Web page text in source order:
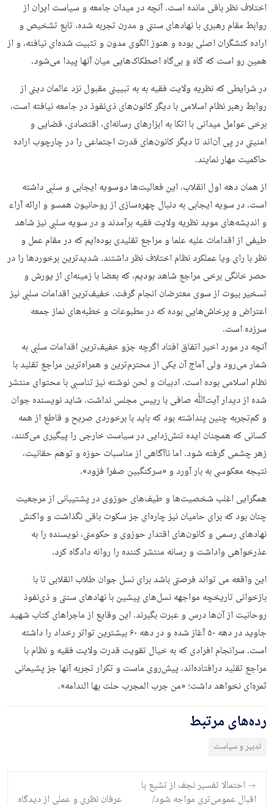
اختلاف نظر باقی مانده است. آنچه در میدان جامعه و سیاست ایران از
روابط مقام رهبری با نهادهای سنتی و مدرن تجربه شده، تابع تشخیص و
اراده کنشگران اصلی بوده و هنوز الگوی مدون و تثبیت شده‌ای نیافته، و از
همین رو است که گاه و بی‌گاه اصطکاک‌هایی میان آنها پیدا می‌شود.
در شرایطی که نظریه ولایت فقیه به به تبیینی مقبول نزد عالمان دینی از
روابط رهبر نظام اسلامی با دیگر کانون‌های ذی‌نفوذ در جامعه نیافته است،
برخی عوامل میدانی با اتکا به ابزارهای رسانه‌ای، اقتصادی، قضایی و
امنیتی در پی آن‌اند تا دیگر کانون‌های قدرت اجتماعی را در چارچوب اراده
حاکمیت مهار نمایند.
از همان دهه اول انقلاب، این فعالیت‌ها دوسویه ایجابی و سلبی داشته
است. در سویه ایجابی به دنبال چهره‌سازی از روحانیون همسو و ارائه آراء
و اندیشه‌های موید نظریه ولایت فقیه برآمدند و در سویه سلبی نیز شاهد
طیفی از اقدامات علیه علما و مراجع تقلیدی بوده‌ایم که در مقام عمل و
نظر با رای ویا عملکرد نظام اختلاف نظر داشتند. شدیدترین برخوردها را در
حصر خانگی برخی مراجع شاهد بودیم، که بعضا با زمینه‌ای از یورش و
تسخیر بیوت از سوی معترضان انجام گرفت. خفیف‌ترین اقدامات سلبی نیز
اعتراض و پرخاش‌هایی بوده که در مطبوعات و خطبه‌های نماز جمعه
سرزده است.
آنچه در مورد اخیر اتفاق افتاد اگرچه جزو خفیف‌ترین اقدامات سلبی به
شمار می‌رود ولی آماج آن یکی از محترم‌ترین و همراه‌‌ترین مراجع تقلید با
نظام اسلامی بوده است. ادبیات و لحن نوشته نیز تناسبی با محتوای منتشر
شده از دیدار آیت‌ﷲ صافی با رییس مجلس نداشت. شاید نویسنده جوان
و کم‌تجربه چنین پنداشته بود که باید با برخوردی صریح و قاطع از همه
کسانی که همچنان ایده تنش‌زدایی در سیاست خارجی را پیگیری می‌کنند،
زهر چشمی گرفته شود. اما ناآگاهی از مناسبات حوزه و توهم حقانیت،
نتیجه معکوسی به بار آورد و «سرکنگبین صفرا فزود».
همگرایی اغلب شخصیت‌ها و طیف‌های حوزوی در پشتیبانی از مرجعیت
چنان بود که برای حامیان نیز چاره‌ای جز سکوت باقی نگذاشت و واکنش
نهادهای رسمی و کانون‌های اقتدار حوزوی و حکومتی، نویسنده را به
عذرخواهی واداشت و رسانه منتشر کننده را روانه دادگاه کرد.
این واقعه می تواند فرصتی باشد برای نسل جوان طلاب انقلابی تا با
بازخوانی تاریخچه مواجهه نسل‌های پیشین با نهادهای سنتی و ذی‌نفوذ
روحانیت از آن‌ها درس و عبرت بگیرند. این وقایع از ماجراهای کتاب شهید
جاوید در دهه ۵۰ آغاز شده و در دهه ۶۰ بیشترین تواتر رخداد را داشته
است. سرانجام افرادی که به خیال تقویت قدرت ولایت فقیه و نظام با
مراجع تقلید درافتاده‌اند، پیش‌روی ماست و تکرار تجربه آنها جز پشیمانی
ثمره‌ای نخواهد داشت؛ «من جرب المجرب حلت بها الندامه».
رده‌های مرتبط
تدبیر و سیاست
راه‌بری نوشته
→ احتمالا تفسیر نجف از تشیع با
اقبال عمومی‌تری مواجه شود/
عرفان نظری و عملی از دیدگاه